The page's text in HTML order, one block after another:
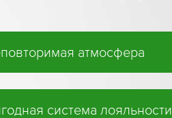
атмосфера
система лояльности